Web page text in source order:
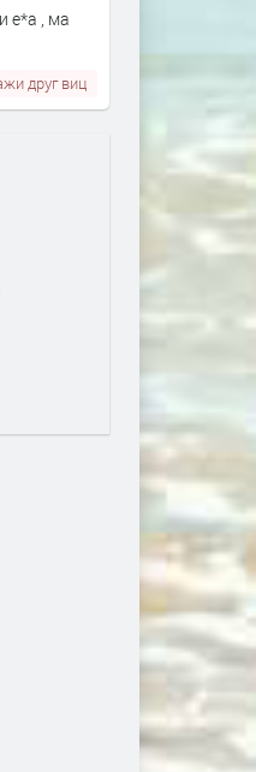
е*а , ма
друг виц